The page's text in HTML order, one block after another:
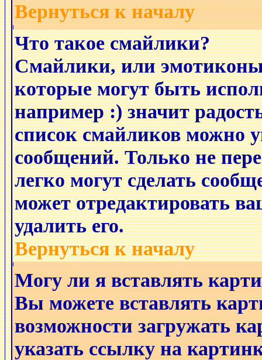
Вернуться к началу
Что такое смайлики?
Смайлики, или
которые могут быть
например :) значит
список смайликов можно
сообщений. Только не
легко могут сделать
может отредактировать
удалить его.
Вернуться к началу
Могу ли я вставлять
Вы можете вставлять
возможности загружать
указать ссылку на